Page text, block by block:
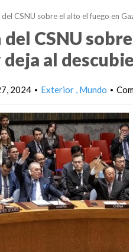
CSNU sobre el alto el fuego en
CSNU
deja al
2024 • Exterior Mundo •